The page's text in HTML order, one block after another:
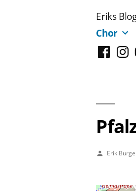
Eriks
Chor
Facebook
Erik